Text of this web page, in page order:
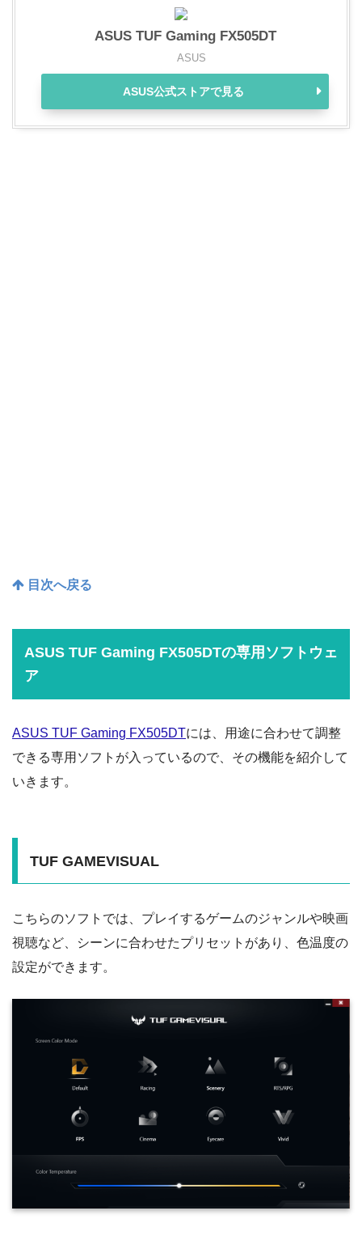
ASUS TUF Gaming FX505DT
ASUS
ASUS公式ストアで見る
目次へ戻る
ASUS TUF Gaming FX505DTの専用ソフトウェ
ア
ASUS TUF Gaming FX505DTには、用途に合わせて調整
できる専用ソフトが入っているので、その機能を紹介して
いきます。
TUF GAMEVISUAL
こちらのソフトでは、プレイするゲームのジャンルや映画
視聴など、シーンに合わせたプリセットがあり、色温度の
設定ができます。